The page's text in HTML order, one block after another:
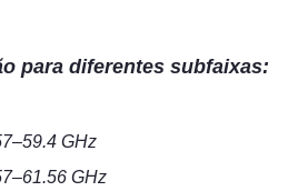
para diferentes subfaixas:
GHz
GHz